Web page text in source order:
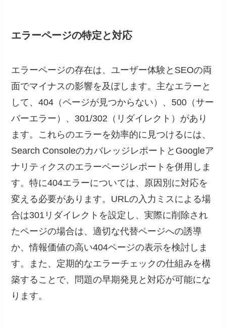
エラーページの特定と対応
エラーページの存在は、ユーザー体験とSEOの両
面でマイナスの影響を及ぼします。主なエラーと
して、404（ページが見つからない）、500（サー
バーエラー）、301/302（リダイレクト）があり
ます。これらのエラーを効率的に見つけるには、
Search ConsoleのカバレッジレポートとGoogleア
ナリティクスのエラーページレポートを併用しま
す。特に404エラーについては、原因別に対応を
変える必要があります。URLの入力ミスによる場
合は301リダイレクトを設定し、実際に削除され
たページの場合は、適切な代替ページへの誘導
か、情報価値の高い404ページの表示を検討しま
す。また、定期的なエラーチェックの仕組みを構
築することで、問題の早期発見と対応が可能にな
ります。